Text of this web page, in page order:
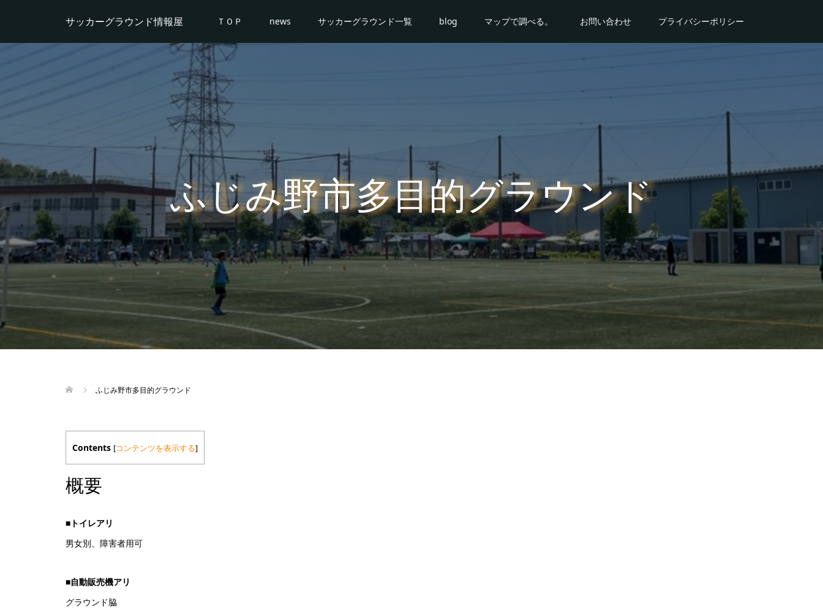
サッカーグラウンド情報屋 ＴＯＰ news サッカーグラウンド一覧 blog マップで調べる。 お問い合わせ プライバシーポリシー
ふじみ野市多目的グラウンド
ふじみ野市多目的グラウンド
Contents [コンテンツを表示する]
概要
■ トイレアリ
男女別、障害者用可
■自動販売機アリ
グラウンド脇